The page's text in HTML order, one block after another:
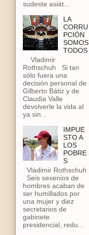
sudeste asiát...
LA
CORRU
PCIÓN
SOMOS
TODOS
Vladimir
Rothschuh Si tan
sólo fuera una
decisión personal de
Gilberto Bátiz y de
Claudia Valle
devolverle la vida al
ya sin...
IMPUE
STO A
LOS
POBRE
S
Vladimir Rothschuh
Seis sexenios de
hombres acaban de
ser humillados por
una mujer y diez
secretarios de
gabinete
presidencial, redu...